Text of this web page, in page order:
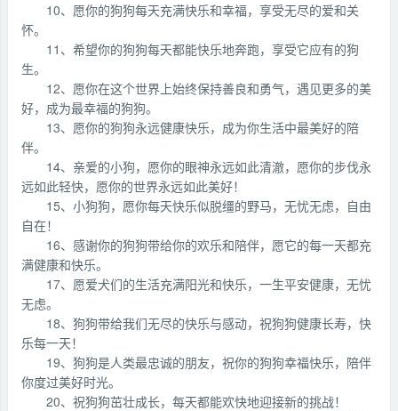
10、愿你的狗狗每天充满快乐和幸福，享受无尽的爱和关
怀。
11、希望你的狗狗每天都能快乐地奔跑，享受它应有的狗
生。
12、愿你在这个世界上始终保持善良和勇气，遇见更多的美
好，成为最幸福的狗狗。
13、愿你的狗狗永远健康快乐，成为你生活中最美好的陪
伴。
14、亲爱的小狗，愿你的眼神永远如此清澈，愿你的步伐永
远如此轻快，愿你的世界永远如此美好！
15、小狗狗，愿你每天快乐似脱缰的野马，无忧无虑，自由
自在！
16、感谢你的狗狗带给你的欢乐和陪伴，愿它的每一天都充
满健康和快乐。
17、愿爱犬们的生活充满阳光和快乐，一生平安健康，无忧
无虑。
18、狗狗带给我们无尽的快乐与感动，祝狗狗健康长寿，快
乐每一天！
19、狗狗是人类最忠诚的朋友，祝你的狗狗幸福快乐，陪伴
你度过美好时光。
20、祝狗狗茁壮成长，每天都能欢快地迎接新的挑战！